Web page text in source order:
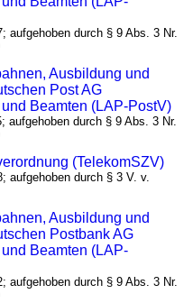
aufgehoben durch § 9 Abs. 3 Nr.
Ausbildung und
Post AG
Beamten (LAP-PostV)
aufgehoben durch § 9 Abs. 3 Nr.
(TelekomSZV)
aufgehoben durch § 3 V. v.
Ausbildung und
Postbank AG
Beamten (LAP-
aufgehoben durch § 9 Abs. 3 Nr.